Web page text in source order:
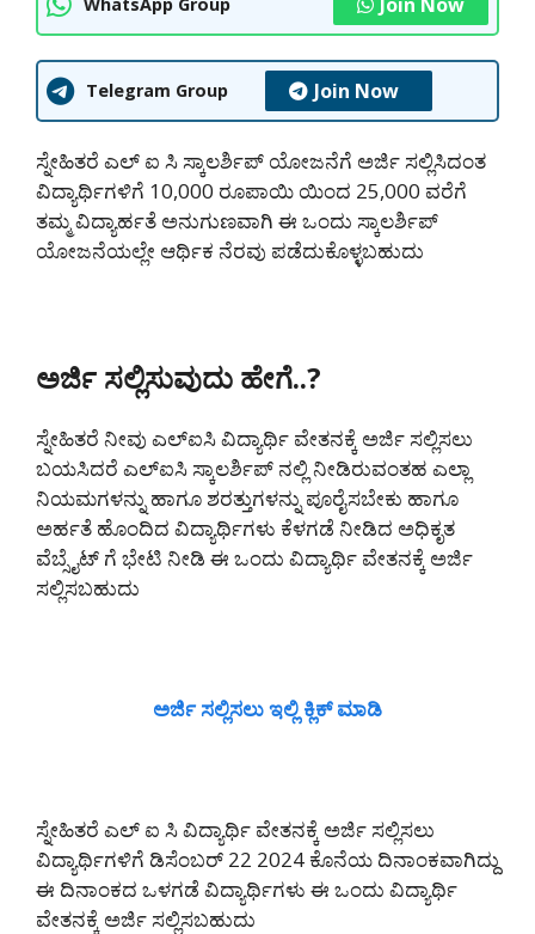
Telegram Group Join Now
ಸ್ನೇಹಿತರೆ ಎಲ್ ಐ ಸಿ ಸ್ಕಾಲರ್ಶಿಪ್ ಯೋಜನೆಗೆ ಅರ್ಜಿ ಸಲ್ಲಿಸಿದಂತ
ವಿದ್ಯಾರ್ಥಿಗಳಿಗೆ 10,000 ರೂಪಾಯಿ ಯಿಂದ 25,000 ವರೆಗೆ
ತಮ್ಮ ವಿದ್ಯಾರ್ಹತೆ ಅನುಗುಣವಾಗಿ ಈ ಒಂದು ಸ್ಕಾಲರ್ಶಿಪ್
ಯೋಜನೆಯಲ್ಲೇ ಆರ್ಥಿಕ ನೆರವು ಪಡೆದುಕೊಳ್ಳಬಹುದು
ಅರ್ಜಿ ಸಲ್ಲಿಸುವುದು ಹೇಗೆ..?
ಸ್ನೇಹಿತರೆ ನೀವು ಎಲ್ಐಸಿ ವಿದ್ಯಾರ್ಥಿ ವೇತನಕ್ಕೆ ಅರ್ಜಿ ಸಲ್ಲಿಸಲು
ಬಯಸಿದರೆ ಎಲ್ಐಸಿ ಸ್ಕಾಲರ್ಶಿಪ್ ನಲ್ಲಿ ನೀಡಿರುವಂತಹ ಎಲ್ಲಾ
ನಿಯಮಗಳನ್ನು ಹಾಗೂ ಶರತ್ತುಗಳನ್ನು ಪೂರೈಸಬೇಕು ಹಾಗೂ
ಅರ್ಹತೆ ಹೊಂದಿದ ವಿದ್ಯಾರ್ಥಿಗಳು ಕೆಳಗಡೆ ನೀಡಿದ ಅಧಿಕೃತ
ವೆಬ್ಸೈಟ್ ಗೆ ಭೇಟಿ ನೀಡಿ ಈ ಒಂದು ವಿದ್ಯಾರ್ಥಿ ವೇತನಕ್ಕೆ ಅರ್ಜಿ
ಸಲ್ಲಿಸಬಹುದು
ಅರ್ಜಿ ಸಲ್ಲಿಸಲು ಇಲ್ಲಿ ಕ್ಲಿಕ್ ಮಾಡಿ
ಸ್ನೇಹಿತರೆ ಎಲ್ ಐ ಸಿ ವಿದ್ಯಾರ್ಥಿ ವೇತನಕ್ಕೆ ಅರ್ಜಿ ಸಲ್ಲಿಸಲು
ವಿದ್ಯಾರ್ಥಿಗಳಿಗೆ ಡಿಸೆಂಬರ್ 22 2024 ಕೊನೆಯ ದಿನಾಂಕವಾಗಿದ್ದು
ಈ ದಿನಾಂಕದ ಒಳಗಡೆ ವಿದ್ಯಾರ್ಥಿಗಳು ಈ ಒಂದು ವಿದ್ಯಾರ್ಥಿ
ವೇತನಕ್ಕೆ ಅರ್ಜಿ ಸಲ್ಲಿಸಬಹುದು